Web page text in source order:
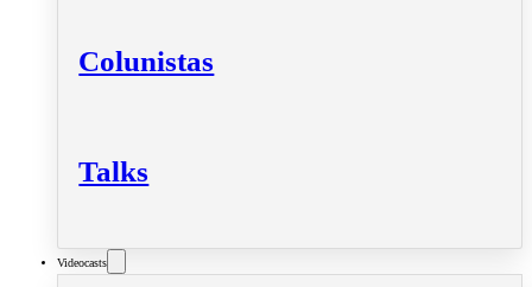
Colunistas
Talks
Videocasts